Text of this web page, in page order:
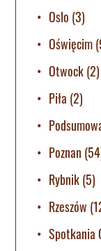
Oslo (3)
Oświęcim
Otwock(2)
Piła (2)
Poznan
Rybnik(5)
Rzeszów
Spotkania